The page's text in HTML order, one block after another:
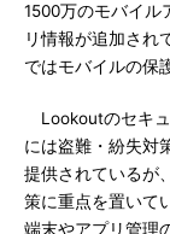
1500万のモバイル
リ情報が追加され
ではモバイルの保
Lookoutのセキ
には盗難・紛失対
提供されているが
策に重点を置いて
端末やアプリ管理